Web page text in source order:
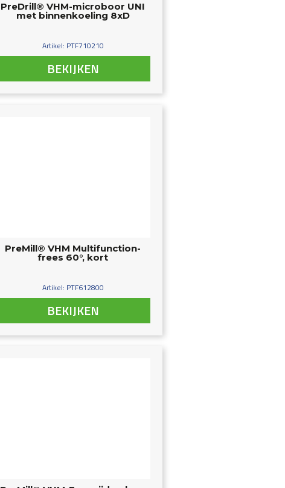
PreDrill® VHM-microboor UNI
met binnenkoeling 8xD
Artikel: PTF710210
BEKIJKEN
PreMill® VHM Multifunction-
frees 60°, kort
Artikel: PTF612800
BEKIJKEN